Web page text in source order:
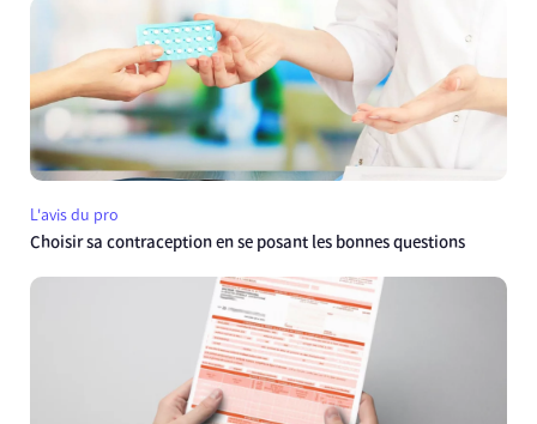
L'avis du pro
Choisir sa contraception en se posant les bonnes questions